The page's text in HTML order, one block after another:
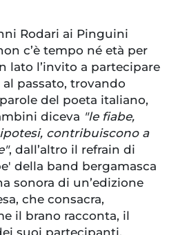
Rodari ai Pinguini
c’è tempo né età per
lato l’invito a partecipare
passato, trovando
del poeta italiano,
diceva "le fiabe,
contribuiscono a
, dall’altro il refrain di
della band bergamasca
sonora di un’edizione
che consacra,
il brano racconta, il